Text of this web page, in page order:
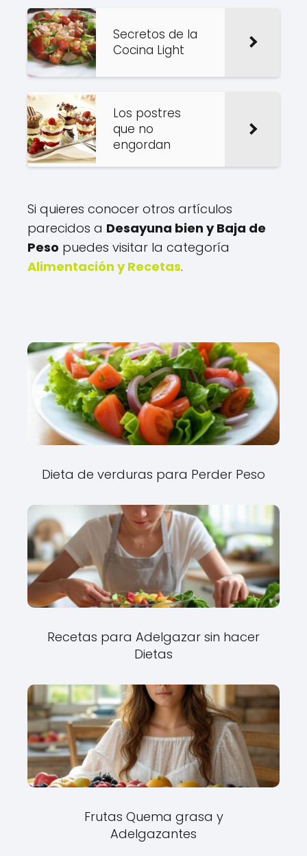
Secretos de la
Cocina Light
Los postres
que no
engordan
Si quieres conocer otros artículos
parecidos a Desayuna bien y Baja de
Peso puedes visitar la categoría
Alimentación y Recetas.
Dieta de verduras para Perder Peso
Recetas para Adelgazar sin hacer
Dietas
Frutas Quema grasa y
Adelgazantes